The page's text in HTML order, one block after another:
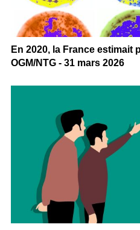
En 2020, la France
OGM/NTG - 31 mars 2026